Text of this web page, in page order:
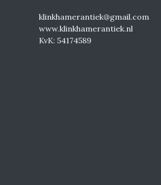
klinkhamerantiek@gmail.com
www.klinkhamerantiek.nl
KvK: 54174589